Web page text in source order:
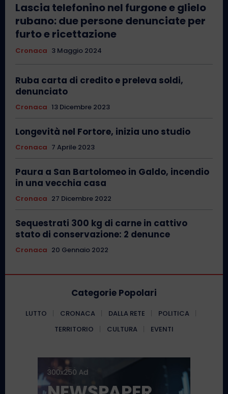
Lascia telefonino nel furgone e glielo
rubano: due persone denunciate per
furto e ricettazione
Cronaca 3 Maggio 2024
Ruba carta di credito e preleva soldi,
denunciato
Cronaca 13 Dicembre 2023
Longevità nel Fortore, inizia uno studio
Cronaca 7 Aprile 2023
Paura a San Bartolomeo in Galdo, incendio
in una vecchia casa
Cronaca 27 Dicembre 2022
Sequestrati 300 kg di carne in cattivo
stato di conservazione: 2 denunce
Cronaca 20 Gennaio 2022
Categorie Popolari
LUTTO CRONACA DALLA RETE
POLITICA
TERRITORIO
CULTURA EVENTI